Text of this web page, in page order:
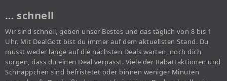
… schnell
Wir sind schnell, geben unser Bestes und das täglich von 8 bis 1
Uhr. Mit DealGott bist du immer auf dem aktuellsten Stand. Du
musst weder lange auf die nächsten Deals warten, noch dich
sorgen, dass du einen Deal verpasst. Viele der Rabattaktionen und
Schnäppchen sind befristetet oder binnen weniger Minuten